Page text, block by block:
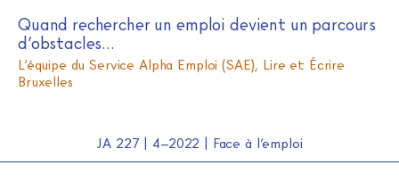
Quand rechercher un emploi devient un parcours
d’obstacles…
L’équipe du Service Alpha Emploi (SAE), Lire et Écrire
Bruxelles
JA 227 | 4–2022 | Face à l’emploi